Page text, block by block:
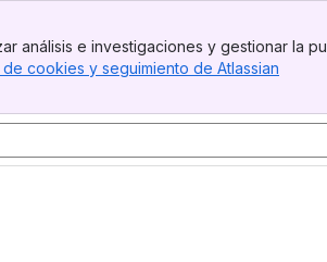
análisis e investigaciones y gestionar la
de cookies y seguimiento de Atlassian